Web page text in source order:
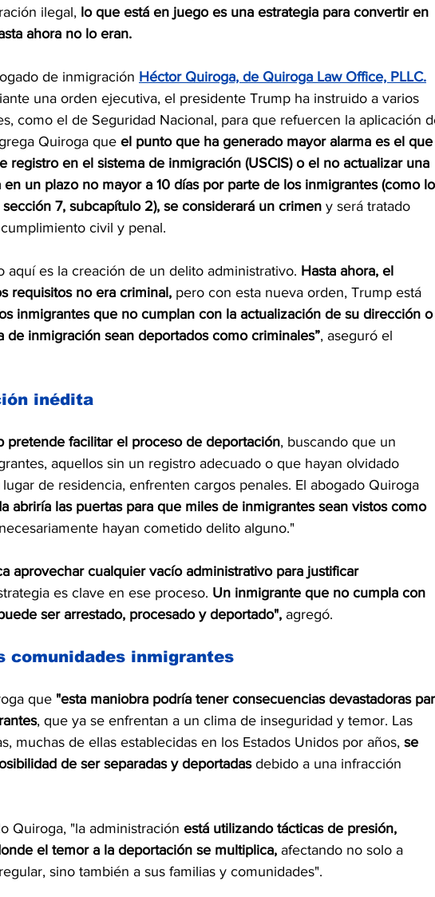
ilegal, lo que está en juego es una estrategia para convertir en
ahora no lo eran.
de inmigración Héctor Quiroga, de Quiroga Law Office, PLLC.
una orden ejecutiva, el presidente Trump ha instruido a varios
como el de Seguridad Nacional, para que refuercen la aplicación
Quiroga que el punto que ha generado mayor alarma es el
registro en el sistema de inmigración (USCIS) o el no actualizar una
un plazo no mayor a 10 días por parte de los inmigrantes (como
7, subcapítulo 2), se considerará un crimen y será tratado
civil y penal.
aquí es la creación de un delito administrativo. Hasta ahora, el
requisitos no era criminal, pero con esta nueva orden, Trump está
inmigrantes que no cumplan con la actualización de su dirección
de inmigración sean deportados como criminales”, aseguró el
inédita
pretende facilitar el proceso de deportación, buscando que un
aquellos sin un registro adecuado o que hayan olvidado
de residencia, enfrenten cargos penales. El abogado Quiroga
abriría las puertas para que miles de inmigrantes sean vistos como
hayan cometido delito alguno."
aprovechar cualquier vacío administrativo para justificar
es clave en ese proceso. Un inmigrante que no cumpla con
ser arrestado, procesado y deportado", agregó.
comunidades inmigrantes
que "esta maniobra podría tener consecuencias devastadoras
, que ya se enfrentan a un clima de inseguridad y temor. Las
muchas de ellas establecidas en los Estados Unidos por años, se
de ser separadas y deportadas debido a una infracción
Quiroga, "la administración está utilizando tácticas de presión,
el temor a la deportación se multiplica, afectando no solo a
sino también a sus familias y comunidades".